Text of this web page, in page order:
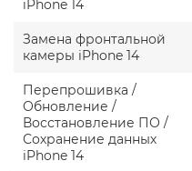
iPhone 14
Замена фронтальной
камеры iPhone 14
Перепрошивка /
Обновление /
Восстановление ПО /
Сохранение данных
iPhone 14